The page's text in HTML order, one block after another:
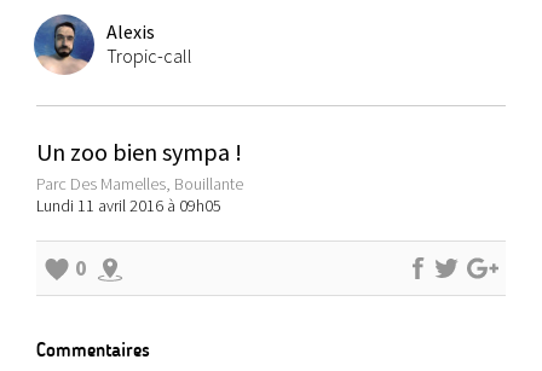
Alexis
Tropic-call
Un zoo bien sympa !
Parc Des Mamelles, Bouillante
Lundi 11 avril 2016 à 09h05
0
Commentaires